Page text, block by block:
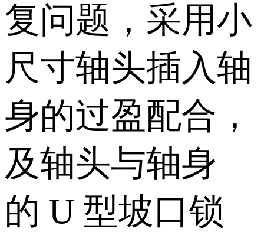
复问题，采用小
尺寸轴头插入轴
身的过盈配合，
及轴头与轴身
的 U 型坡口锁